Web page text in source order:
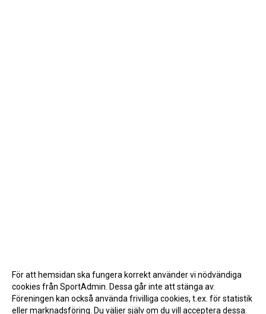
För att hemsidan ska fungera korrekt använder vi nödvändiga
cookies från SportAdmin. Dessa går inte att stänga av.
Föreningen kan också använda frivilliga cookies, t.ex. för statistik
eller marknadsföring. Du väljer själv om du vill acceptera dessa.